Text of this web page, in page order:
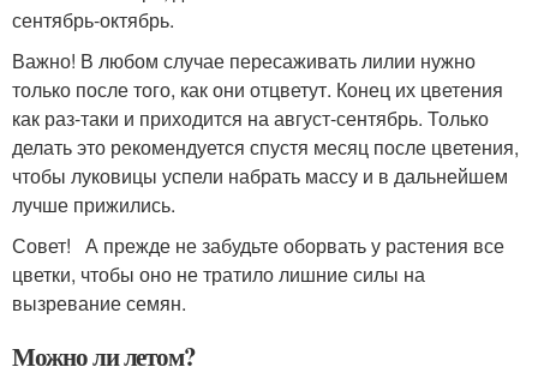
сентябрь-октябрь.
Важно! В любом случае пересаживать лилии нужно
только после того, как они отцветут. Конец их цветения
как раз-таки и приходится на август-сентябрь. Только
делать это рекомендуется спустя месяц после цветения,
чтобы луковицы успели набрать массу и в дальнейшем
лучше прижились.
Совет! А прежде не забудьте оборвать у растения все
цветки, чтобы оно не тратило лишние силы на
вызревание семян.
Можно ли летом?